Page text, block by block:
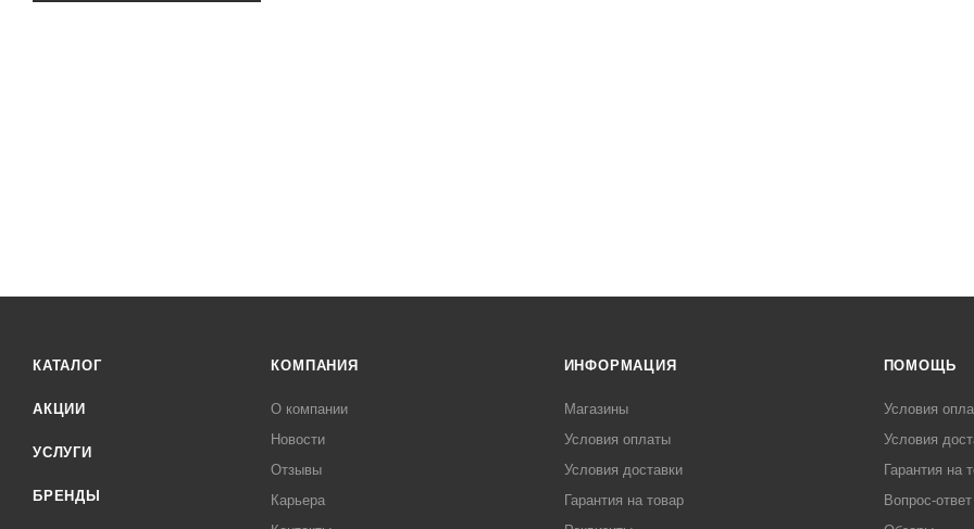
КАТАЛОГ
АКЦИИ
УСЛУГИ
БРЕНДЫ
КОМПАНИЯ
О компании
Новости
Отзывы
Карьера
ИНФОРМАЦИЯ
Магазины
Условия оплаты
Условия доставки
Гарантия на товар
ПОМОЩЬ
Условия
Условия
Гарантия на
Вопрос-ответ